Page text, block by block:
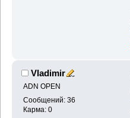
Vladimir
ADN OPEN
Сообщений: 36
Карма: 0